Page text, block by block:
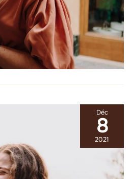
Déc
8
2021